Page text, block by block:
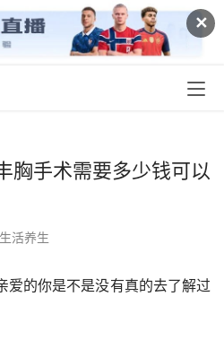
✕
胸手术需要多少钱可以
生活养生
爱的你是不是没有真的去了解过